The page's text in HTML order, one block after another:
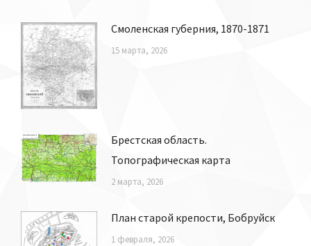
Смоленская губерния, 1870-1871
15 марта, 2026
Брестская область.
Топографическая карта
2 марта, 2026
План старой крепости, Бобруйск
1 февраля, 2026